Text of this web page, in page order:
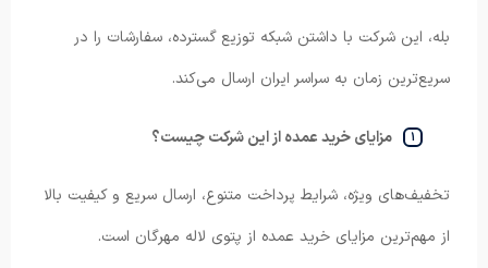
بله، این شرکت با داشتن شبکه توزیع گسترده، سفارشات را در
سریع‌ترین زمان به سراسر ایران ارسال می‌کند.
مزایای خرید عمده از این شرکت چیست؟
تخفیف‌های ویژه، شرایط پرداخت متنوع، ارسال سریع و کیفیت بالا
از مهم‌ترین مزایای خرید عمده از پتوی لاله مهرگان است.